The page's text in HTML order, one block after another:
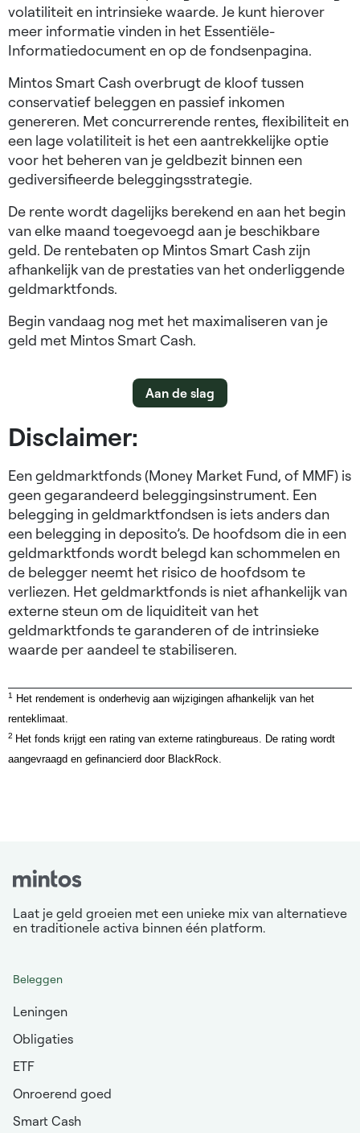
volatiliteit en intrinsieke waarde. Je kunt hierover
meer informatie vinden in het Essentiële-
Informatiedocument en op de fondsenpagina.
Mintos Smart Cash overbrugt de kloof tussen
conservatief beleggen en passief inkomen
genereren. Met concurrerende rentes, flexibiliteit en
een lage volatiliteit is het een aantrekkelijke optie
voor het beheren van je geldbezit binnen een
gediversifieerde beleggingsstrategie.
De rente wordt dagelijks berekend en aan het begin
van elke maand toegevoegd aan je beschikbare
geld. De rentebaten op Mintos Smart Cash zijn
afhankelijk van de prestaties van het onderliggende
geldmarktfonds.
Begin vandaag nog met het maximaliseren van je
geld met Mintos Smart Cash.
Aan de slag
Disclaimer:
Een geldmarktfonds (Money Market Fund, of MMF) is
geen gegarandeerd beleggingsinstrument. Een
belegging in geldmarktfondsen is iets anders dan
een belegging in deposito’s. De hoofdsom die in een
geldmarktfonds wordt belegd kan schommelen en
de belegger neemt het risico de hoofdsom te
verliezen. Het geldmarktfonds is niet afhankelijk van
externe steun om de liquiditeit van het
geldmarktfonds te garanderen of de intrinsieke
waarde per aandeel te stabiliseren.
1
Het rendement is onderhevig aan wijzigingen afhankelijk van het
renteklimaat.
2 Het fonds krijgt een rating van externe ratingbureaus. De rating wordt
aangevraagd en gefinancierd door BlackRock.
Laat je geld groeien met een unieke mix van alternatieve
en traditionele activa binnen één platform.
Beleggen
Leningen
Obligaties
ETF
Onroerend goed
Smart Cash